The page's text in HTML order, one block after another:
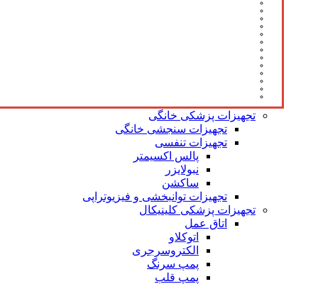
تجهیزات پزشکی خانگی
تجهیزات سنجشی خانگی
تجهیزات تنفسی
پالس اکسیمتر
نبولایزر
ساکشن
تجهیزات توانبخشی و فیزیوتراپی
تجهیزات پزشکی کلینیکال
اتاق عمل
اتوکلاو
الکتروسرجری
پمپ سرنگ
پمپ قلب